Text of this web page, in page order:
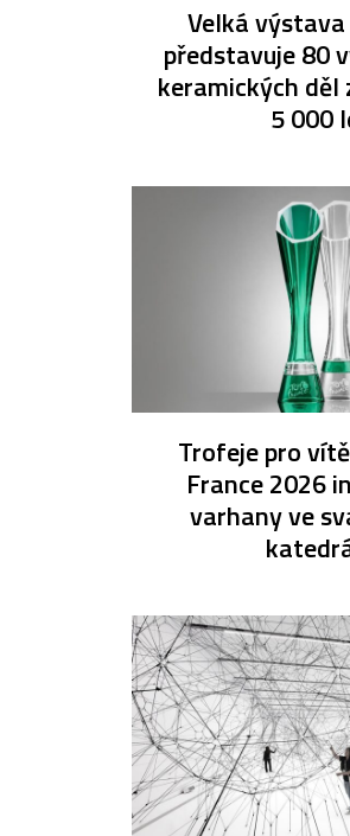
Velká
představuje 80
keramických děl
5 000
Trofeje pro
France 2026
varhany ve